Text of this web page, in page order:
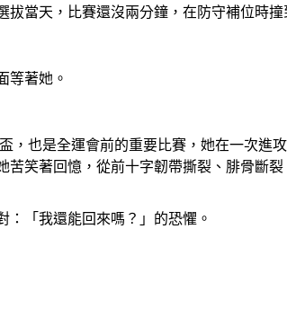
拔當天，比賽還沒兩分鐘，在防守補位時
等著她。
，也是全運會前的重要比賽，她在一次
苦笑著回憶，從前十字韌帶撕裂、腓骨斷
：「我還能回來嗎？」的恐懼。